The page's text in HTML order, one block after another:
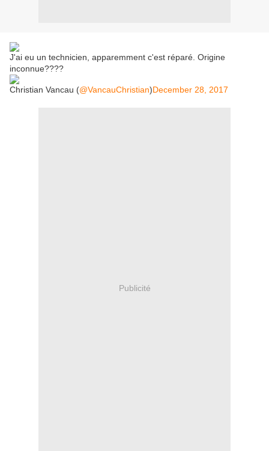
J'ai eu un technicien, apparemment c'est réparé. Origine
inconnue????
Christian Vancau (@VancauChristian)December 28, 2017
Publicité